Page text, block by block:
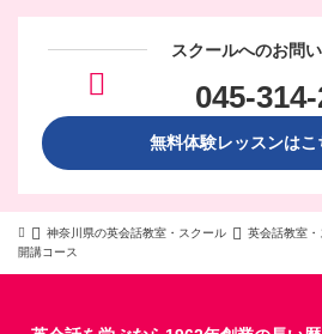
スクールへのお問
045-
無料体験レッスンは
神奈川県の英会話教室・スクール
英会話教室
開講コース